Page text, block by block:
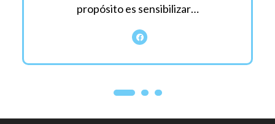
propósito es sensibilizar…